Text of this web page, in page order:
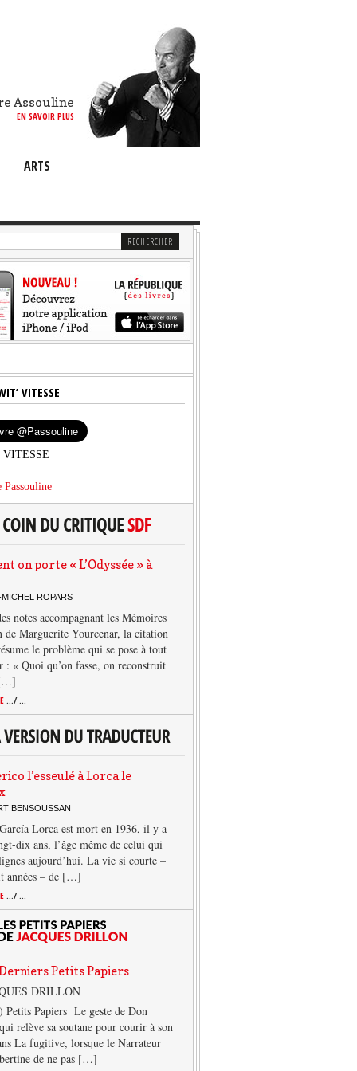
Assouline
EN SAVOIR PLUS
ARTS
VITESSE
VITESSE
Passouline
on porte « L’Odyssée » à
ROPARS
notes accompagnant les Mémoires
de Marguerite Yourcenar, la citation
le problème qui se pose à tout
: « Quoi qu’on fasse, on reconstruit
.../ ...
l’esseulé à Lorca le
BENSOUSSAN
Lorca est mort en 1936, il y a
dix ans, l’âge même de celui qui
aujourd’hui. La vie si courte –
années – de […]
.../ ...
Petits Papiers
DRILLON
Petits Papiers Le geste de Don
relève sa soutane pour courir à son
La fugitive, lorsque le Narrateur
de ne pas […]